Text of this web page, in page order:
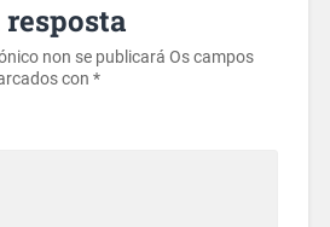
non se publicará Os campos
con *